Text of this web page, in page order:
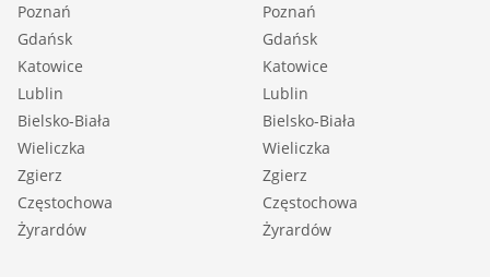
Poznań
Gdańsk
Katowice
Lublin
Bielsko-Biała
Wieliczka
Zgierz
Częstochowa
Żyrardów
Poznań
Gdańsk
Katowice
Lublin
Bielsko-Biała
Wieliczka
Zgierz
Częstochowa
Żyrardów